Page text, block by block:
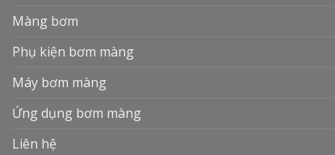
Màng bơm
Phụ kiện bơm màng
Máy bơm màng
Ứng dụng bơm màng
Liên hệ